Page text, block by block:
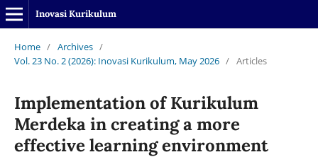
Inovasi Kurikulum
Home / Archives /
Vol. 23 No. 2 (2026): Inovasi Kurikulum, May 2026 / Articles
Implementation of Kurikulum
Merdeka in creating a more
effective learning environment